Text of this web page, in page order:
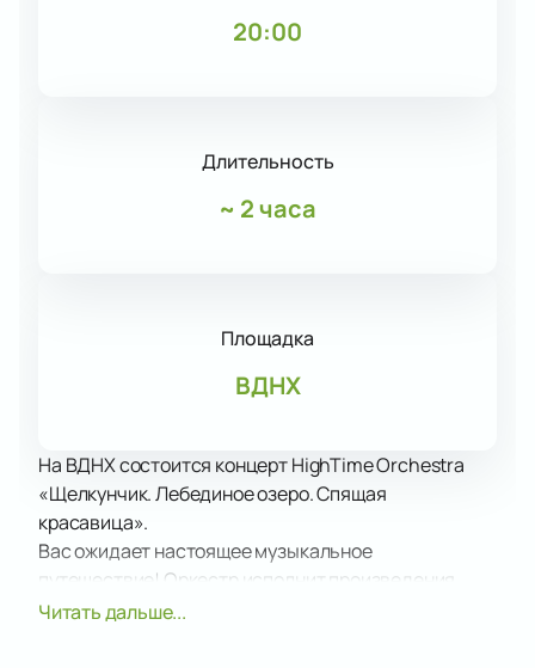
20:00
Длительность
~ 2 часа
Площадка
ВДНХ
На ВДНХ состоится концерт HighTime Orchestra
«Щелкунчик. Лебединое озеро. Спящая
красавица».
Вас ожидает настоящее музыкальное
путешествие! Оркестр исполнит произведения
всемирно известных классических композиторов, а
Читать дальше...